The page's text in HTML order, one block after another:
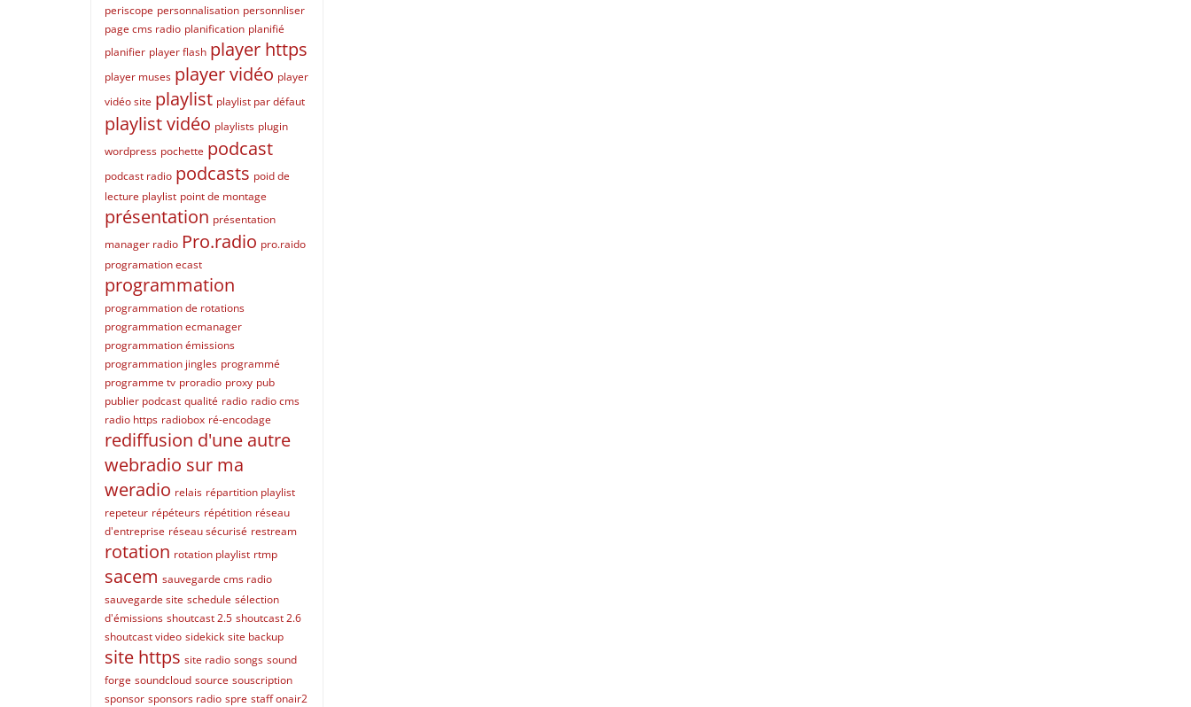
periscope personnalisation personnliser
page cms radio planification planifié
planifier player flash player https
player muses player vidéo player
vidéo site playlist playlist par défaut
playlist vidéo playlists plugin
wordpress pochette podcast
podcast radio podcasts poid de
lecture playlist point de montage
présentation présentation
manager radio Pro.radio pro.raido
programation ecast
programmation
programmation de rotations
programmation ecmanager
programmation émissions
programmation jingles programmé
programme tv proradio proxy pub
publier podcast qualité radio radio cms
radio https radiobox ré-encodage
rediffusion d'une autre
webradio sur ma
weradio relais répartition playlist
repeteur répéteurs répétition réseau
d'entreprise réseau sécurisé restream
rotation rotation playlist rtmp
sacem sauvegarde cms radio
sauvegarde site schedule sélection
d'émissions shoutcast 2.5 shoutcast 2.6
shoutcast video sidekick site backup
site https site radio songs sound
forge soundcloud source souscription
sponsor sponsors radio spre staff onair2